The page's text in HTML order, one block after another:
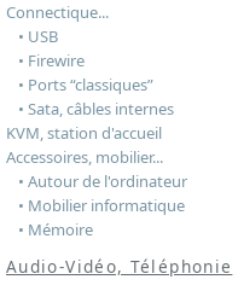
Connectique...
• USB
• Firewire
• Ports “classiques”
• Sata, câbles internes
KVM, station d'accueil
Accessoires, mobilier...
• Autour de l'ordinateur
• Mobilier informatique
• Mémoire
Audio-Vidéo, Téléphonie